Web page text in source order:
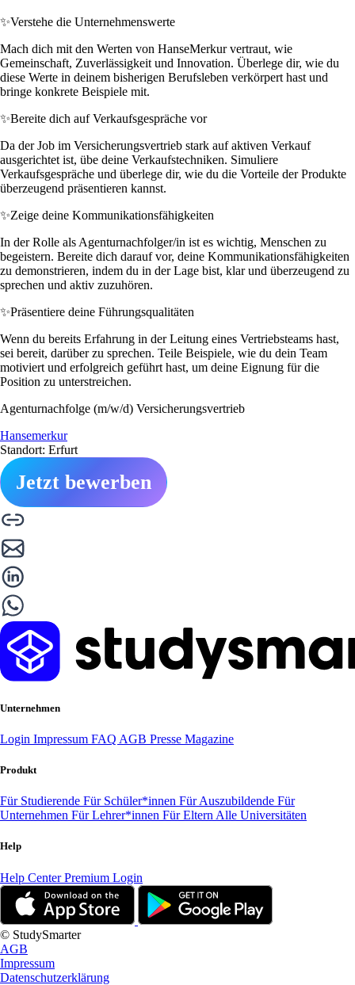
✨Verstehe die Unternehmenswerte
Mach dich mit den Werten von HanseMerkur vertraut, wie
Gemeinschaft, Zuverlässigkeit und Innovation. Überlege dir, wie du
diese Werte in deinem bisherigen Berufsleben verkörpert hast und
bringe konkrete Beispiele mit.
✨Bereite dich auf Verkaufsgespräche vor
Da der Job im Versicherungsvertrieb stark auf aktiven Verkauf
ausgerichtet ist, übe deine Verkaufstechniken. Simuliere
Verkaufsgespräche und überlege dir, wie du die Vorteile der Produkte
überzeugend präsentieren kannst.
✨Zeige deine Kommunikationsfähigkeiten
In der Rolle als Agenturnachfolger/in ist es wichtig, Menschen zu
begeistern. Bereite dich darauf vor, deine Kommunikationsfähigkeiten
zu demonstrieren, indem du in der Lage bist, klar und überzeugend zu
sprechen und aktiv zuzuhören.
✨Präsentiere deine Führungsqualitäten
Wenn du bereits Erfahrung in der Leitung eines Vertriebsteams hast,
sei bereit, darüber zu sprechen. Teile Beispiele, wie du dein Team
motiviert und erfolgreich geführt hast, um deine Eignung für die
Position zu unterstreichen.
Agenturnachfolge (m/w/d) Versicherungsvertrieb
Hansemerkur
Standort: Erfurt
Jetzt bewerben
Unternehmen
Login Impressum FAQ AGB Presse Magazine
Produkt
Für Studierende Für Schüler*innen Für Auszubildende Für
Unternehmen Für Lehrer*innen Für Eltern Alle Universitäten
Help
Help CenterPremium Login
© StudySmarter
AGB
Impressum
Datenschutzerklärung